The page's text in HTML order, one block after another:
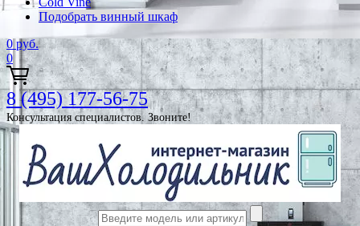
Подобрать винный шкаф
0 руб.
0
8 (495) 177-56-75
Консультация специалистов. Звоните!